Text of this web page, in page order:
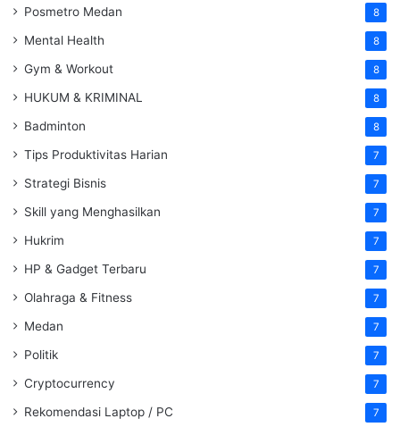
Posmetro Medan 8
Mental Health 8
Gym & Workout 8
HUKUM & KRIMINAL 8
Badminton 8
Tips Produktivitas Harian 7
Strategi Bisnis 7
Skill yang Menghasilkan 7
Hukrim 7
HP & Gadget Terbaru 7
Olahraga & Fitness 7
Medan 7
Politik 7
Cryptocurrency 7
Rekomendasi Laptop / PC 7